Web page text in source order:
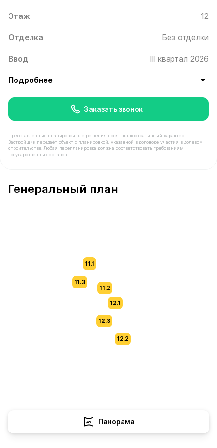
Этаж 12
Отделка Без отделки
Ввод III квартал 2026
Подробнее
Заказать звонок
Представленные планировочные решения носят иллюстративный характер.
Застройщик передаёт объект с планировкой, указанной в договоре участия в долевом
строительстве. Любая перепланировка должна соответствовать требованиям
государственных органов.
Генеральный план
11.3
11.1
11.2
12.1
12.2
12.3
Панорама